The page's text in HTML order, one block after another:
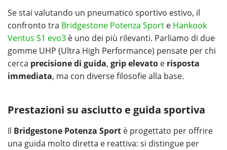
Se stai valutando un pneumatico sportivo estivo, il
confronto tra Bridgestone Potenza Sport e Hankook
Ventus S1 evo3 è uno dei più rilevanti. Parliamo di due
gomme UHP (Ultra High Performance) pensate per chi
cerca precisione di guida, grip elevato e risposta
immediata, ma con diverse filosofie alla base.
Prestazioni su asciutto e guida sportiva
Il Bridgestone Potenza Sport è progettato per offrire
una guida molto diretta e reattiva: si distingue per